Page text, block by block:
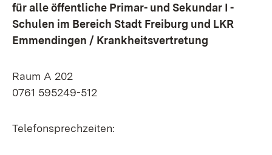
für alle öffentliche Primar- und Sekundar I -
Schulen im Bereich Stadt Freiburg und LKR
Emmendingen / Krankheitsvertretung
Raum A 202
0761 595249-512
Telefonsprechzeiten: